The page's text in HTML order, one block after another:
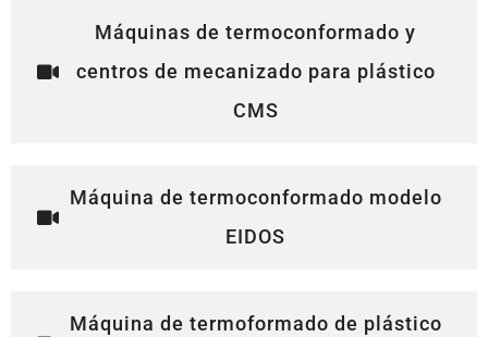
Máquinas de termoconformado y
centros de mecanizado para plástico
CMS
Máquina de termoconformado modelo
EIDOS
Máquina de termoformado de plástico